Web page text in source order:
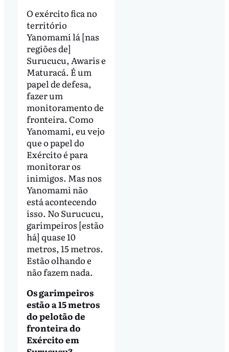
O exército fica no
território
Yanomami lá [nas
regiões de]
Surucucu, Awaris e
Maturacá. É um
papel de defesa,
fazer um
monitoramento de
fronteira. Como
Yanomami, eu vejo
que o papel do
Exército é para
monitorar os
inimigos. Mas nos
Yanomami não
está acontecendo
isso. No Surucucu,
garimpeiros [estão
há] quase 10
metros, 15 metros.
Estão olhando e
não fazem nada.
Os garimpeiros
estão a 15 metros
do pelotão de
fronteira do
Exército em